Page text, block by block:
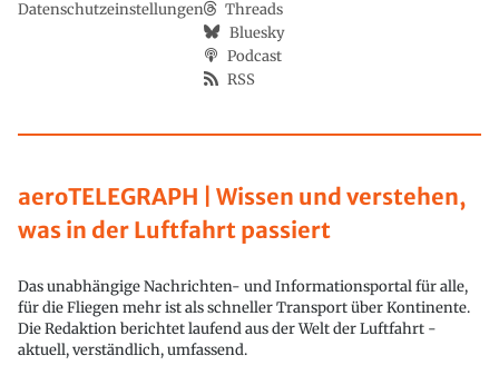
aeroTELEGRAPH | Wissen und verstehen,
was in der Luftfahrt passiert
Das unabhängige Nachrichten- und Informationsportal für alle,
für die Fliegen mehr ist als schneller Transport über Kontinente.
Die Redaktion berichtet laufend aus der Welt der Luftfahrt -
aktuell, verständlich, umfassend.
Datenschutzeinstellungen
Threads
Bluesky
Podcast
RSS